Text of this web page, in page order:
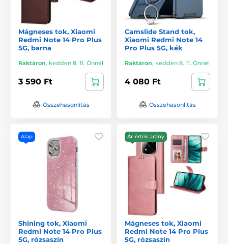
Mágneses tok, Xiaomi
Redmi Note 14 Pro Plus
5G, barna
Raktáron, kedden 8. 11. Önnél
3 590 Ft
Összehasonlítás
Camslide Stand tok,
Xiaomi Redmi Note 14
Pro Plus 5G, kék
Raktáron, kedden 8. 11. Önnél
4 080 Ft
Összehasonlítás
Alap
Shining tok, Xiaomi
Redmi Note 14 Pro Plus
5G, rózsaszín
Ár-érték arány
Mágneses tok, Xiaomi
Redmi Note 14 Pro Plus
5G, rózsaszín